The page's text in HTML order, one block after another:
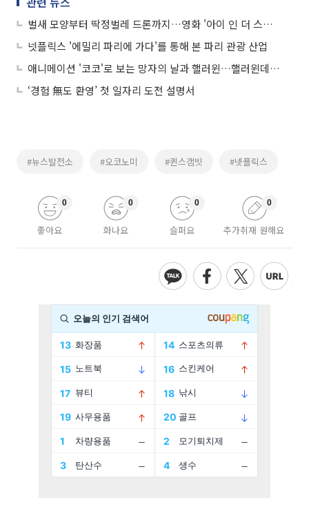
벌새 모양부터 딱정벌레 드론까지…영화 '아이 인 더 스카이'로 본 드론 산업
넷플릭스 '에밀리 파리에 가다'를 통해 본 파리 관광 산업
애니메이션 '코코'로 보는 망자의 날과 핼러윈…핼러윈데이의 경제 효과는?
‘경험 無도 환영’ 첫 일자리 도전 설명서
#뉴스발전소 #오코노미 #퀸스갬빗 #넷플릭스
좋아요
0
화나요
0
슬퍼요
0
추가취재 원해요
0